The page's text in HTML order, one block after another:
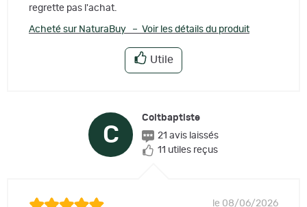
regrette pas l'achat.
Acheté sur NaturaBuy – Voir les détails du produit
Utile
C
Coltbaptiste
21 avis laissés
11 utiles reçus
le 08/06/2026